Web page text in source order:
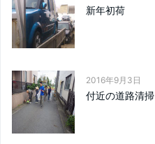
新年初荷
2016年9月3日
付近の道路清掃